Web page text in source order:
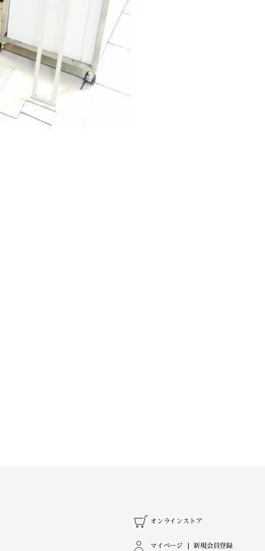
オンラインストア
マイページ 新規会員登録